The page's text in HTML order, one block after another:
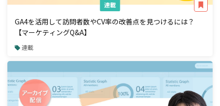
連載
GA4を活用して訪問者数やCV率の改善点を見つけるには？
【マーケティングQ&A】
連載